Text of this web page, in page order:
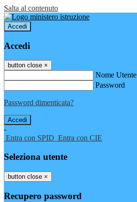
Salta al contenuto
Accedi
Accedi
button close ×
Nome Utente
Password
Password dimenticata?
-
Entra con SPID Entra con CIE
Seleziona utente
button close ×
Recupero password